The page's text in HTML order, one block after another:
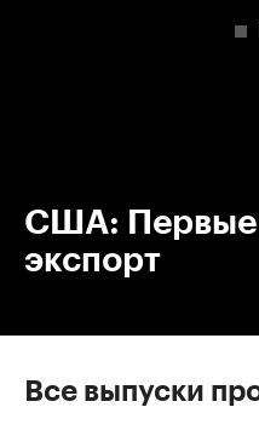
США: Первые
экспорт
Все выпуски